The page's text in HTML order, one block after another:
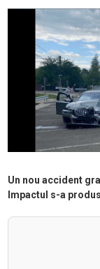
Un nou accident
Impactul s-a